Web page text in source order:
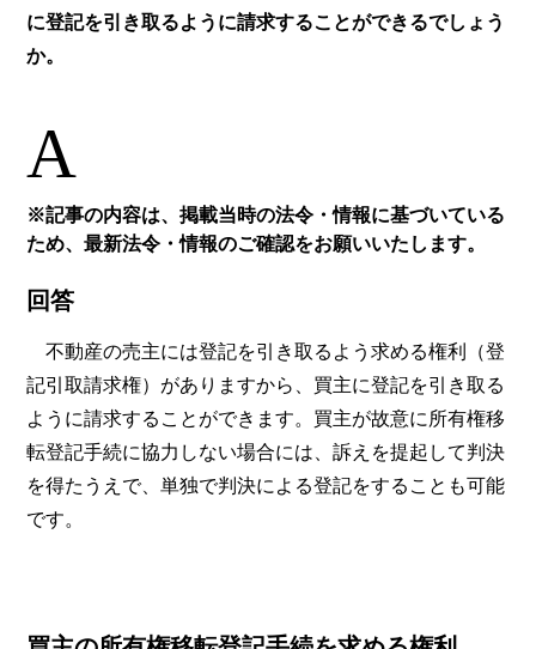
に登記を引き取るように請求することができるでしょう
か。
A
※記事の内容は、掲載当時の法令・情報に基づいている
ため、最新法令・情報のご確認をお願いいたします。
回答
不動産の売主には登記を引き取るよう求める権利（登
記引取請求権）がありますから、買主に登記を引き取る
ように請求することができます。買主が故意に所有権移
転登記手続に協力しない場合には、訴えを提起して判決
を得たうえで、単独で判決による登記をすることも可能
です。